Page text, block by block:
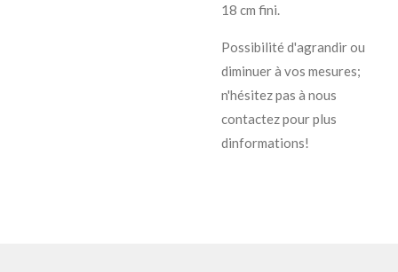
18 cm fini.
Possibilité d'agrandir ou
diminuer à vos mesures;
n'hésitez pas à nous
contactez pour plus
dinformations!